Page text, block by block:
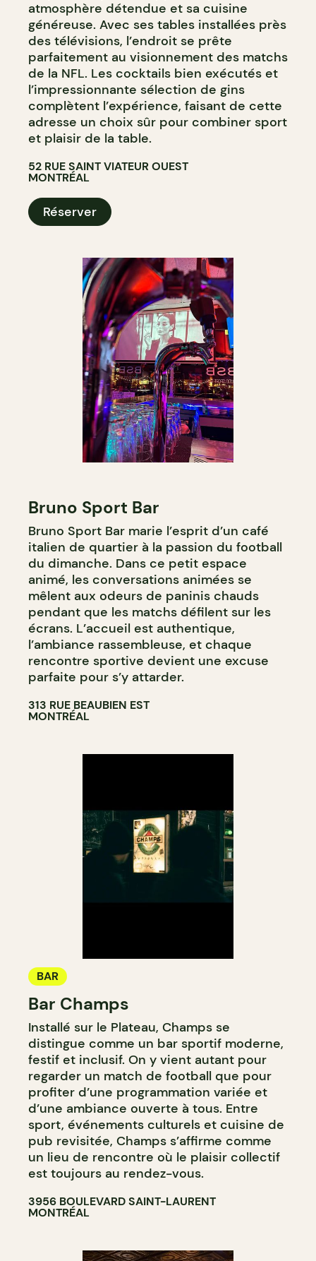
atmosphère détendue et sa cuisine
généreuse. Avec ses tables installées près
des télévisions, l’endroit se prête
parfaitement au visionnement des matchs
de la NFL. Les cocktails bien exécutés et
l’impressionnante sélection de gins
complètent l’expérience, faisant de cette
adresse un choix sûr pour combiner sport
et plaisir de la table.
52 RUE SAINT VIATEUR OUEST
MONTRÉAL
Réserver
Bruno Sport Bar
Bruno Sport Bar marie l’esprit d’un café
italien de quartier à la passion du football
du dimanche. Dans ce petit espace
animé, les conversations animées se
mêlent aux odeurs de paninis chauds
pendant que les matchs défilent sur les
écrans. L’accueil est authentique,
l’ambiance rassembleuse, et chaque
rencontre sportive devient une excuse
parfaite pour s’y attarder.
313 RUE BEAUBIEN EST
MONTRÉAL
BAR
Bar Champs
Installé sur le Plateau, Champs se
distingue comme un bar sportif moderne,
festif et inclusif. On y vient autant pour
regarder un match de football que pour
profiter d’une programmation variée et
d’une ambiance ouverte à tous. Entre
sport, événements culturels et cuisine de
pub revisitée, Champs s’affirme comme
un lieu de rencontre où le plaisir collectif
est toujours au rendez-vous.
3956 BOULEVARD SAINT-LAURENT
MONTRÉAL